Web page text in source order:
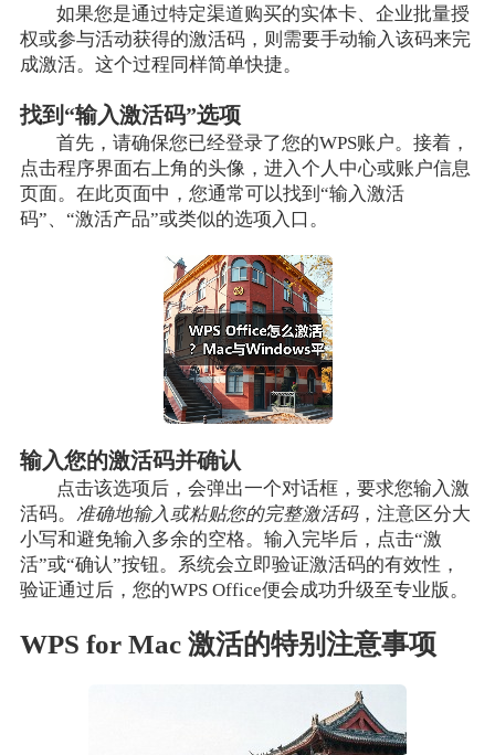
如果您是通过特定渠道购买的实体卡、企业批量授
权或参与活动获得的激活码，则需要手动输入该码来完
成激活。这个过程同样简单快捷。
找到“输入激活码”选项
首先，请确保您已经登录了您的WPS账户。接着，
点击程序界面右上角的头像，进入个人中心或账户信息
页面。在此页面中，您通常可以找到“输入激活
码”、“激活产品”或类似的选项入口。
输入您的激活码并确认
点击该选项后，会弹出一个对话框，要求您输入激
活码。
准确地输入或粘贴您的完整激活码，注意区分大
小写和避免输入多余的空格。输入完毕后，点击“激
活”或“确认”按钮。系统会立即验证激活码的有效性，
验证通过后，您的WPS Office便会成功升级至专业版。
WPS for Mac 激活的特别注意事项